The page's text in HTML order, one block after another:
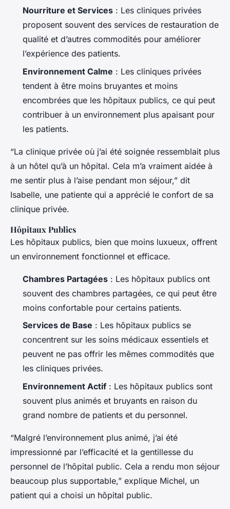
Nourriture et Services : Les cliniques privées
proposent souvent des services de restauration de
qualité et d’autres commodités pour améliorer
l’expérience des patients.
Environnement Calme : Les cliniques privées
tendent à être moins bruyantes et moins
encombrées que les hôpitaux publics, ce qui peut
contribuer à un environnement plus apaisant pour
les patients.
“La clinique privée où j’ai été soignée ressemblait plus
à un hôtel qu’à un hôpital. Cela m’a vraiment aidée à
me sentir plus à l’aise pendant mon séjour,” dit
Isabelle, une patiente qui a apprécié le confort de sa
clinique privée.
Hôpitaux Publics
Les hôpitaux publics, bien que moins luxueux, offrent
un environnement fonctionnel et efficace.
Chambres Partagées : Les hôpitaux publics ont
souvent des chambres partagées, ce qui peut être
moins confortable pour certains patients.
Services de Base : Les hôpitaux publics se
concentrent sur les soins médicaux essentiels et
peuvent ne pas offrir les mêmes commodités que
les cliniques privées.
Environnement Actif: Les hôpitaux publics sont
souvent plus animés et bruyants en raison du
grand nombre de patients et du personnel.
“Malgré l’environnement plus animé, j’ai été
impressionné par l’efficacité et la gentillesse du
personnel de l’hôpital public. Cela a rendu mon séjour
beaucoup plus supportable,” explique Michel, un
patient qui a choisi un hôpital public.